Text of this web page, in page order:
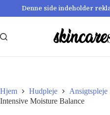
Denne side indeholder
Hjem Hudpleje Ansigtspleje
Intensive Moisture Balance